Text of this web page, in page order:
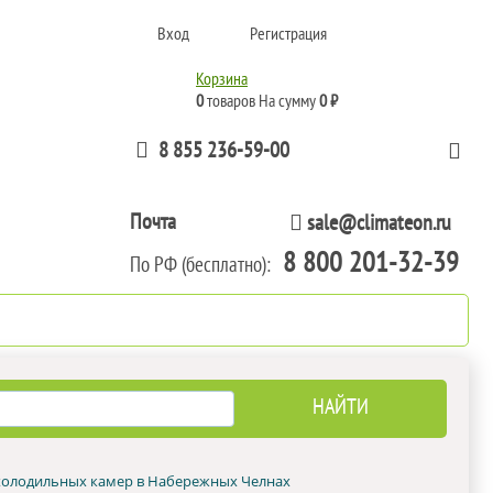
Вход Регистрация
Корзина
0товаров На сумму0 ₽
8 855 236-59-00
Почта sale@climateon.ru
По РФ (бесплатно): 8 800 201-32-39
камер в Набережных Челнах